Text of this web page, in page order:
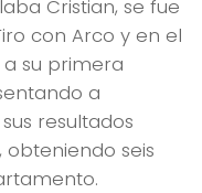
Cristian, se fue
con Arco y en el
a su primera
a
resultados
seis